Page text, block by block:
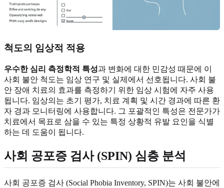
척도의 임상적 적용
우수한 심리 측정학적 특성과 변화에 대한 민감성 때문에 이
사회 불안 척도는 임상 연구 및 실제에서 선호됩니다. 사회 불
안 장애 치료의 효과를 측정하기 위한 임상 시험에 자주 사용
됩니다. 임상의는 초기 평가, 치료 계획 및 시간 경과에 따른 환
자 경과 모니터링에 사용합니다. 그 포괄적인 특성은 전문가가
치료에서 목표로 삼을 수 있는 특정 상황적 유발 요인을 식별
하는 데 도움이 됩니다.
사회 공포증 검사 (SPIN) 심층 분석
사회 공포증 검사 (Social Phobia Inventory, SPIN)는 사회 불안에